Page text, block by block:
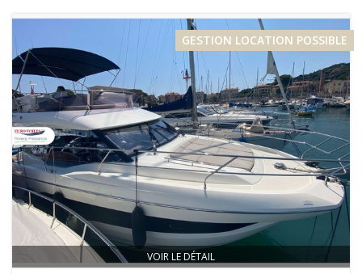
VOIR LE DÉTAIL
GESTION LOCATION POSSIBLE